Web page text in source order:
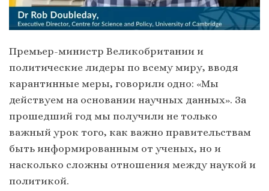
Премьер-министр Великобритании и
политические лидеры по всему миру, вводя
карантинные меры, говорили одно: «Мы
действуем на основании научных данных». За
прошедший год мы получили не только
важный урок того, как важно правительствам
быть информированным от ученых, но и
насколько сложны отношения между наукой и
политикой.